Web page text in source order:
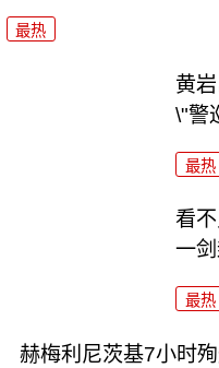
最热
黄
\"警
最热
看
一
最热
赫梅利尼茨基7小时